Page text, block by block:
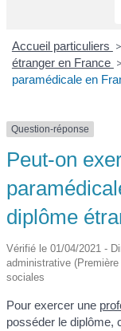
Accueil particuliers >
étranger en France >
paramédicale en
Question-réponse
Peut-on
diplôme
Vérifié le 01/04/2021 -
administrative
sociales
Pour exercer une
posséder le diplôme,